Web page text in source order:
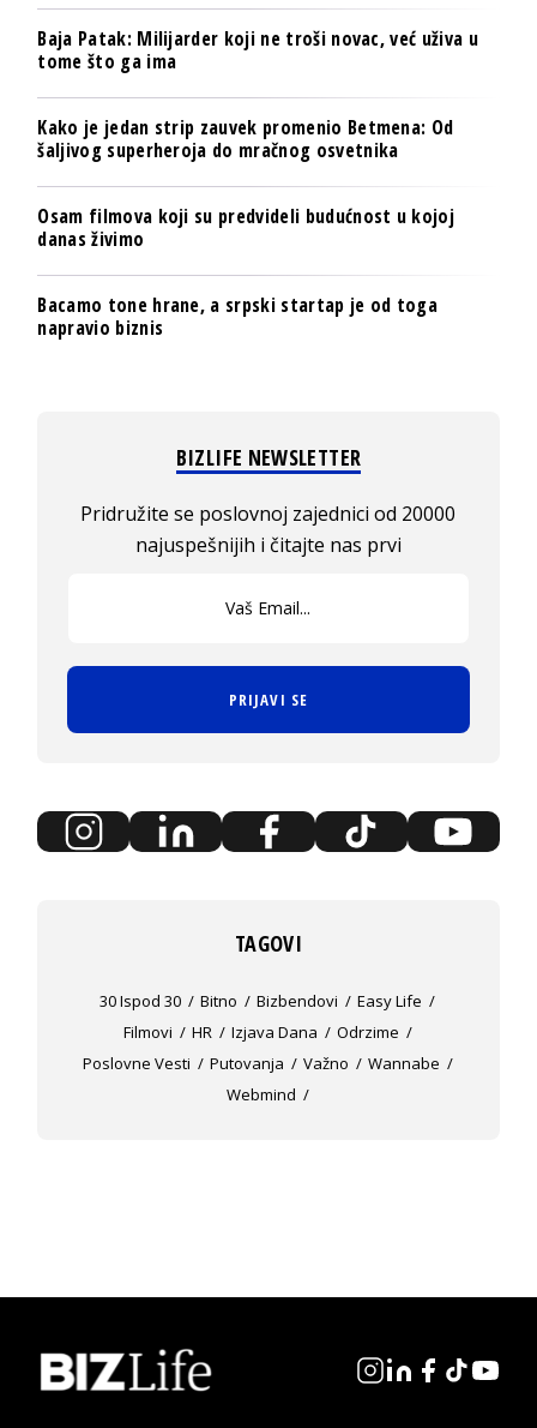
Baja Patak: Milijarder koji ne troši novac, već uživa u
tome što ga ima
Kako je jedan strip zauvek promenio Betmena: Od
šaljivog superheroja do mračnog osvetnika
Osam filmova koji su predvideli budućnost u kojoj
danas živimo
Bacamo tone hrane, a srpski startap je od toga
napravio biznis
BIZLIFE NEWSLETTER
Pridružite se poslovnoj zajednici od 20000
najuspešnijih i čitajte nas prvi
PRIJAVI SE
TAGOVI
30 Ispod 30 Bitno Bizbendovi
Easy Life
Filmovi
HR Izjava Dana
Odrzime
Poslovne Vesti
Putovanja Važno
Wannabe
Webmind